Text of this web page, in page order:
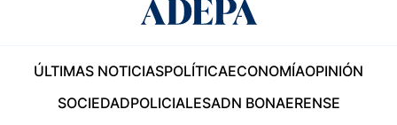
ÚLTIMAS NOTICIASPOLÍTICAECONOMÍAOPINIÓN
SOCIEDADPOLICIALESADN BONAERENSE